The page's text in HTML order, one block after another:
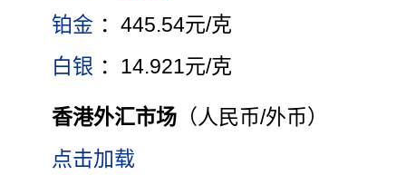
铂金 ：445.54元/克
白银 ：14.921元/克
香港外汇市场 （人民币/外币）
点击加载